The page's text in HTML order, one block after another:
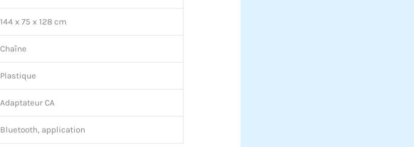
144 x 75 x 128 cm
Chaîne
Plastique
Adaptateur CA
Bluetooth, application